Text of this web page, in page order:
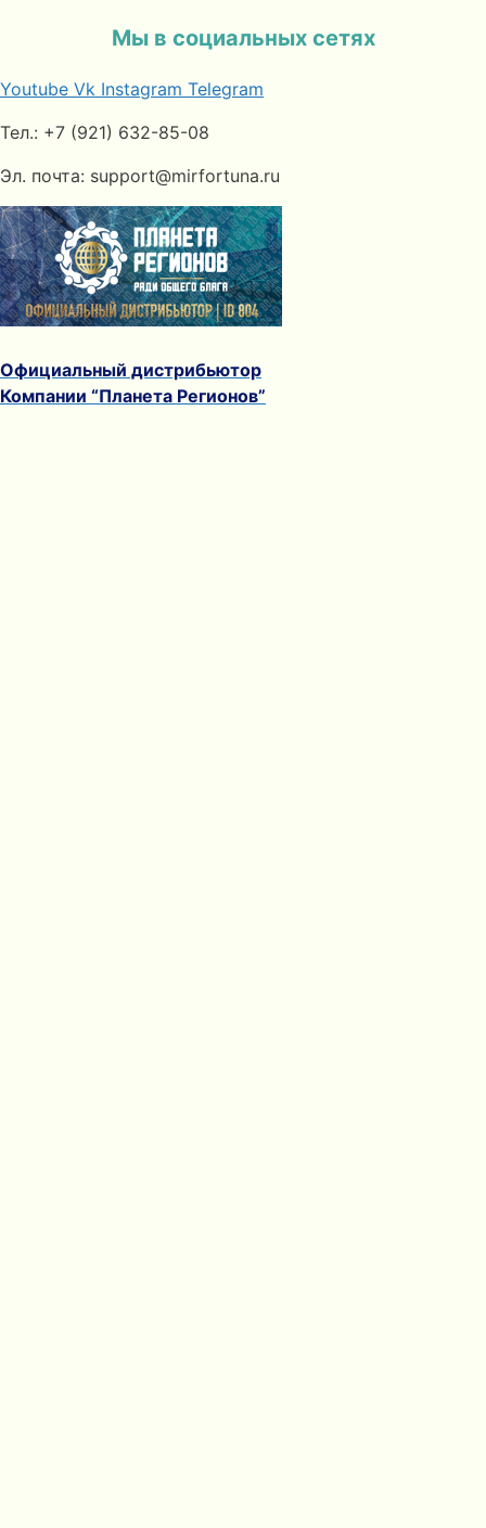
Мы в социальных сетях
Youtube Vk Instagram Telegram
Тел.: +7 (921) 632-85-08
Эл. почта: support@mirfortuna.ru
Официальный дистрибьютор
Компании “Планета Регионов”